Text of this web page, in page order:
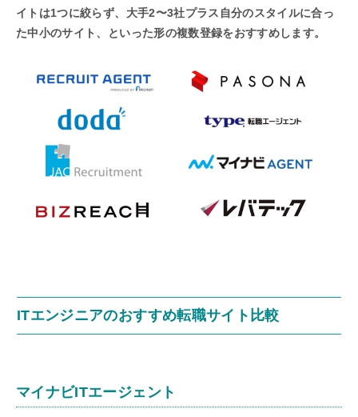
イトは1つに絞らず、大手2〜3社プラス自分のスタイルに合っ
た中小のサイト、といった形の複数登録をおすすめします。
ITエンジニアのおすすめ転職サイト比較
マイナビITエージェント